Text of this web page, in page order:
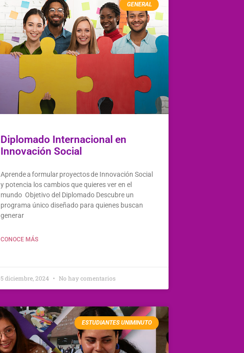
GENERAL
Diplomado Internacional en
Innovación Social
Aprende a formular proyectos de Innovación Social
y potencia los cambios que quieres ver en el
mundo Objetivo del Diplomado Descubre un
programa único diseñado para quienes buscan
generar
CONOCE MÁS
5 diciembre, 2024 No hay comentarios
ESTUDIANTES UNIMINUTO